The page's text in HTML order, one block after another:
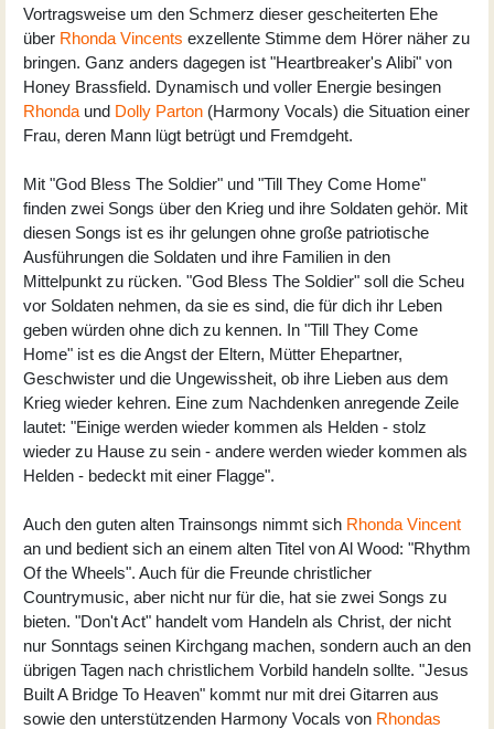
Vortragsweise um den Schmerz dieser gescheiterten Ehe
über Rhonda Vincents exzellente Stimme dem Hörer näher zu
bringen. Ganz anders dagegen ist "Heartbreaker's Alibi" von
Honey Brassfield. Dynamisch und voller Energie besingen
Rhonda und Dolly Parton (Harmony Vocals) die Situation einer
Frau, deren Mann lügt betrügt und Fremdgeht.
Mit "God Bless The Soldier" und "Till They Come Home"
finden zwei Songs über den Krieg und ihre Soldaten gehör. Mit
diesen Songs ist es ihr gelungen ohne große patriotische
Ausführungen die Soldaten und ihre Familien in den
Mittelpunkt zu rücken. "God Bless The Soldier" soll die Scheu
vor Soldaten nehmen, da sie es sind, die für dich ihr Leben
geben würden ohne dich zu kennen. In "Till They Come
Home" ist es die Angst der Eltern, Mütter Ehepartner,
Geschwister und die Ungewissheit, ob ihre Lieben aus dem
Krieg wieder kehren. Eine zum Nachdenken anregende Zeile
lautet: "Einige werden wieder kommen als Helden - stolz
wieder zu Hause zu sein - andere werden wieder kommen als
Helden - bedeckt mit einer Flagge".
Auch den guten alten Trainsongs nimmt sich Rhonda Vincent
an und bedient sich an einem alten Titel von Al Wood: "Rhythm
Of the Wheels". Auch für die Freunde christlicher
Countrymusic, aber nicht nur für die, hat sie zwei Songs zu
bieten. "Don't Act" handelt vom Handeln als Christ, der nicht
nur Sonntags seinen Kirchgang machen, sondern auch an den
übrigen Tagen nach christlichem Vorbild handeln sollte. "Jesus
Built A Bridge To Heaven" kommt nur mit drei Gitarren aus
sowie den unterstützenden Harmony Vocals von Rhondas